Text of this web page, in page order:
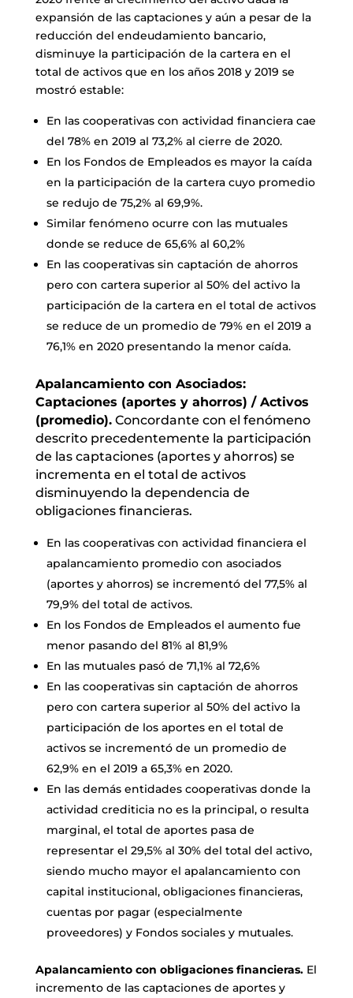
expansión de las captaciones y aún a pesar de la
reducción del endeudamiento bancario,
disminuye la participación de la cartera en el
total de activos que en los años 2018 y 2019 se
mostró estable:
En las cooperativas con actividad financiera cae
del 78% en 2019 al 73,2% al cierre de 2020.
En los Fondos de Empleados es mayor la caída
en la participación de la cartera cuyo promedio
se redujo de 75,2% al 69,9%.
Similar fenómeno ocurre con las mutuales
donde se reduce de 65,6% al 60,2%
En las cooperativas sin captación de ahorros
pero con cartera superior al 50% del activo la
participación de la cartera en el total de activos
se reduce de un promedio de 79% en el 2019 a
76,1% en 2020 presentando la menor caída.
Apalancamiento con Asociados:
Captaciones (aportes y ahorros) / Activos
(promedio).Concordante con el fenómeno
descrito precedentemente la participación
de las captaciones (aportes y ahorros) se
incrementa en el total de activos
disminuyendo la dependencia de
obligaciones financieras.
En las cooperativas con actividad financiera el
apalancamiento promedio con asociados
(aportes y ahorros) se incrementó del 77,5% al
79,9% del total de activos.
En los Fondos de Empleados el aumento fue
menor pasando del 81% al 81,9%
En las mutuales pasó de 71,1% al 72,6%
En las cooperativas sin captación de ahorros
pero con cartera superior al 50% del activo la
participación de los aportes en el total de
activos se incrementó de un promedio de
62,9% en el 2019 a 65,3% en 2020.
En las demás entidades cooperativas donde la
actividad crediticia no es la principal, o resulta
marginal, el total de aportes pasa de
representar el 29,5% al 30% del total del activo,
siendo mucho mayor el apalancamiento con
capital institucional, obligaciones financieras,
cuentas por pagar (especialmente
proveedores) y Fondos sociales y mutuales.
Apalancamiento con obligaciones financieras.El
incremento de las captaciones de aportes y